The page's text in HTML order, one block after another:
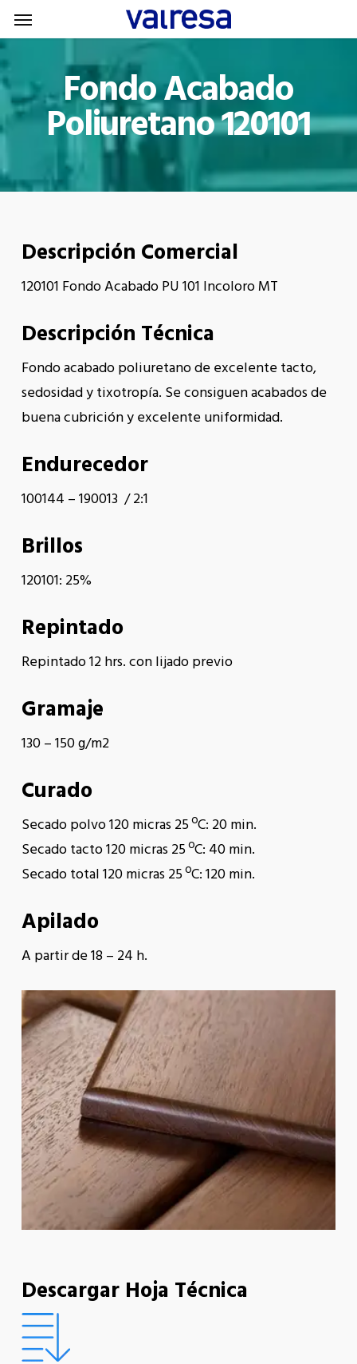
Skip
to
main
content
Menu
Fondo Acabado
Poliuretano 120101
Descripción Comercial
120101 Fondo Acabado PU 101 Incoloro MT
Descripción Técnica
Fondo acabado poliuretano de excelente tacto,
sedosidad y tixotropía. Se consiguen acabados de
buena cubrición y excelente uniformidad.
Endurecedor
100144 – 190013 / 2:1
Brillos
120101: 25%
Repintado
Repintado 12 hrs. con lijado previo
Gramaje
130 – 150 g/m2
Curado
Secado polvo 120 micras 25 ºC: 20 min.
Secado tacto 120 micras 25 ºC: 40 min.
Secado total 120 micras 25 ºC: 120 min.
Apilado
A partir de 18 – 24 h.
Descargar Hoja Técnica
Menu